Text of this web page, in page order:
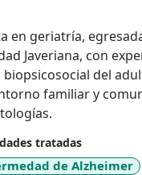
en geriatría,
Javeriana, con
del
familiar y
tratadas
de Alzheimer